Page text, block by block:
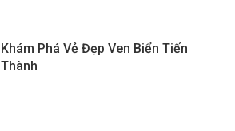
Khám Phá Vẻ Đẹp Ven Biển Tiến
Thành